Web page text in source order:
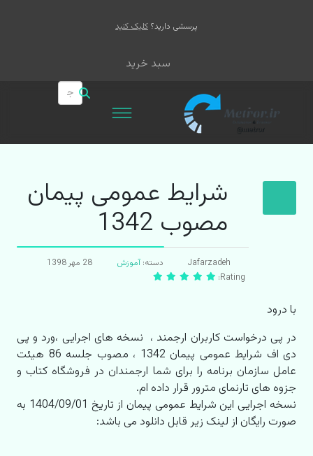
پرسشی دارید؟ کلیک کنید
سبد خرید
شرایط عمومی پیمان
مصوب 1342
Jafarzadeh دسته:آموزش
28 مهر 1398
Rating:
با درود
در پی درخواست کاربران ارجمند ، نسخه های اجرایی ،‌ورد و پی
دی اف شرایط عمومی پیمان 1342 ، مصوب جلسه 86 هیئت
عامل سازمان برنامه را برای شما ارجمندان در فروشگاه کتاب و
جزوه های تارنمای مترور قرار داده ام.
نسخه اجرایی این شرایط عمومی پیمان از تاریخ 1404/09/01 به
صورت رایگان از لینک زیر قابل دانلود می باشد: